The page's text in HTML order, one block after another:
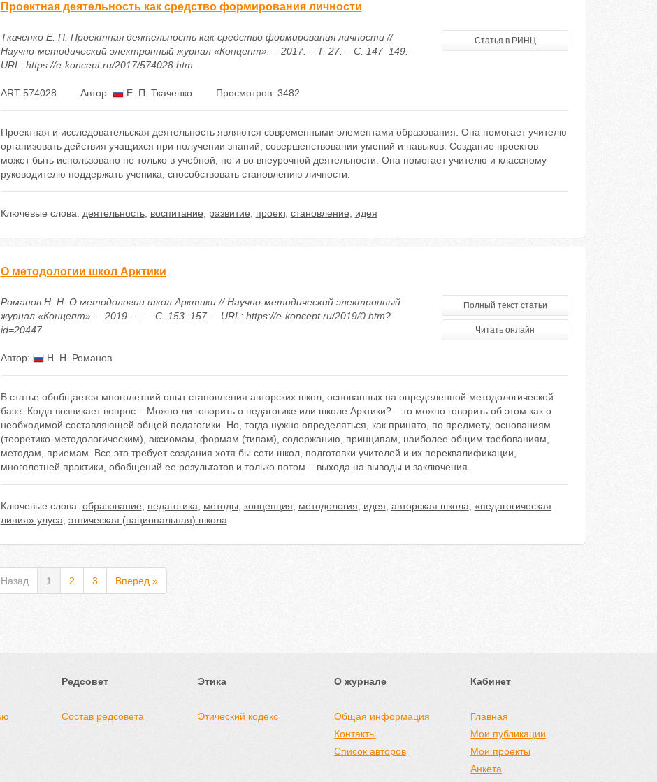
Проектная деятельность как средство формирования личности
Ткаченко Е. П. Проектная деятельность как средство формирования личности //
Научно-методический электронный журнал «Концепт». – 2017. – Т. 27. – С. 147–149. –
URL: https://e-koncept.ru/2017/574028.htm
Статья в РИНЦ
ART 574028 Автор: Е. П. Ткаченко Просмотров: 3482
Проектная и исследовательская деятельность являются современными элементами образования. Она помогает учителю
организовать действия учащихся при получении знаний, совершенствовании умений и навыков. Создание проектов
может быть использовано не только в учебной, но и во внеурочной деятельности. Она помогает учителю и классному
руководителю поддержать ученика, способствовать становлению личности.
Ключевые слова: деятельность, воспитание развитие проект, становление идея
О методологии школ Арктики
Романов Н. Н. О методологии школ Арктики // Научно-методический электронный
журнал «Концепт». – 2019. – . – С. 153–157. – URL: https://e-koncept.ru/2019/0.htm?
id=20447
Полный текст статьи
Читать онлайн
Автор: Н. Н. Романов
В статье обобщается многолетний опыт становления авторских школ, основанных на определенной методологической
базе. Когда возникает вопрос – Можно ли говорить о педагогике или школе Арктики? – то можно говорить об этом как о
необходимой составляющей общей педагогики. Но, тогда нужно определяться, как принято, по предмету, основаниям
(теоретико-методологическим), аксиомам, формам (типам), содержанию, принципам, наиболее общим требованиям,
методам, приемам. Все это требует создания хотя бы сети школ, подготовки учителей и их переквалификации,
многолетней практики, обобщений ее результатов и только потом – выхода на выводы и заключения.
Ключевые слова: образование педагогика методы концепция методология идея авторская школа «педагогическая
линия» улуса этническая (национальная) школа
1 2 3 Вперед »
Редсовет
Состав редсовета
Этика
Этический кодекс
О журнале
Общая информация
Контакты
Список авторов
Кабинет
Главная
Мои публикации
Мои проекты
Анкета